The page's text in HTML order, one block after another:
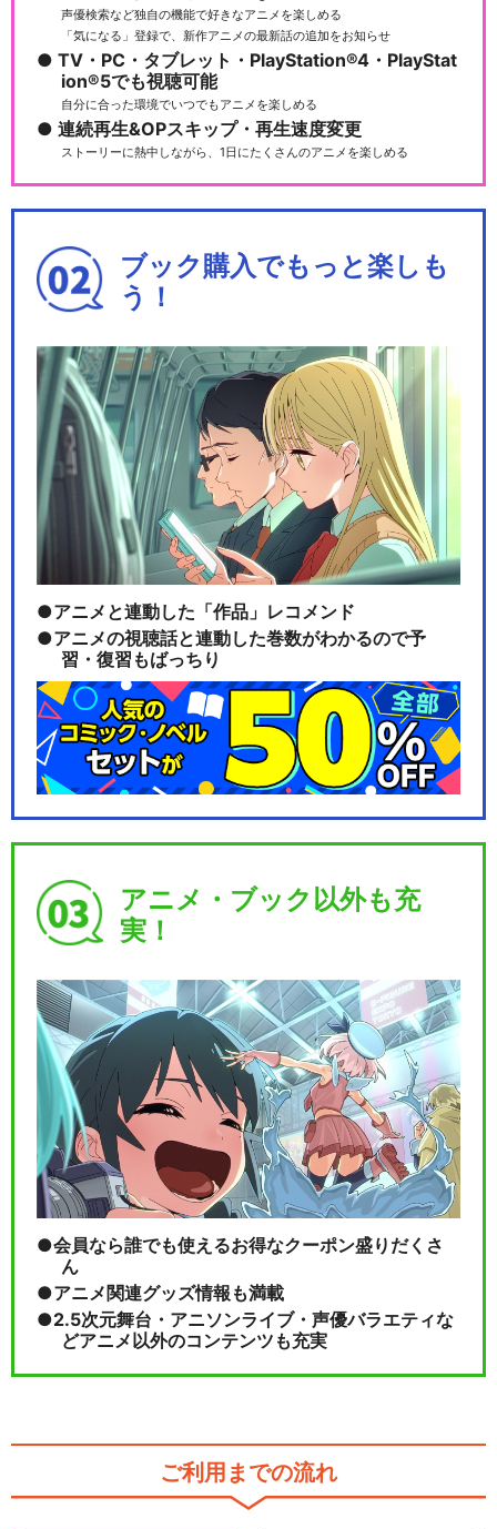
僕のヒーローアカデミア THE
The “Ultra…
The “Ultr…
「僕のヒーローアカデミア」
The “Ultr…
「僕のヒーローアカデミア」
The “Ultra…
ヴィジランテ -僕のヒーロー
アカデミア ILL…
閉じる
声優検索など独自の機能で好きなアニメを楽しめる
「気になる」登録で、新作アニメの最新話の追加をお知らせ
TV・PC・タブレット・PlayStation®4・PlayStat
ion®5でも視聴可能
自分に合った環境でいつでもアニメを楽しめる
連続再生&OPスキップ・再生速度変更
ストーリーに熱中しながら、1日にたくさんのアニメを楽しめる
ブック購入でもっと楽しも
う！
アニメと連動した「作品」レコメンド
アニメの視聴話と連動した巻数がわかるので予
習・復習もばっちり
アニメ・ブック以外も充
実！
会員なら誰でも使えるお得なクーポン盛りだくさ
ん
アニメ関連グッズ情報も満載
2.5次元舞台・アニソンライブ・声優バラエティな
どアニメ以外のコンテンツも充実
ご利用までの流れ